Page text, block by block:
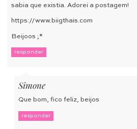
sabia que existia. Adorei a postagem!
https://www.biigthais.com
Beijoos ;*
responder
Simone
Que bom, fico feliz, beijos
responder